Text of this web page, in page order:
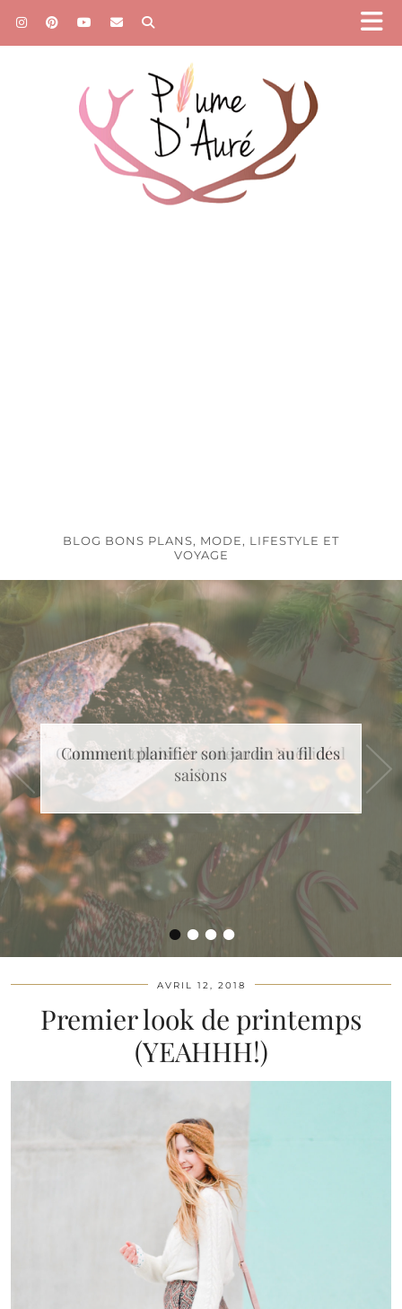
BLOG BONS PLANS, MODE, LIFESTYLE ET
VOYAGE
••••
Comment choisir le cadeau de Noël idéal
?
AVRIL 12, 2018
Premier look de printemps
(YEAHHH!)